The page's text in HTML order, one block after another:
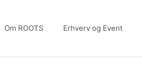
Om ROOTS Erhverv og Event